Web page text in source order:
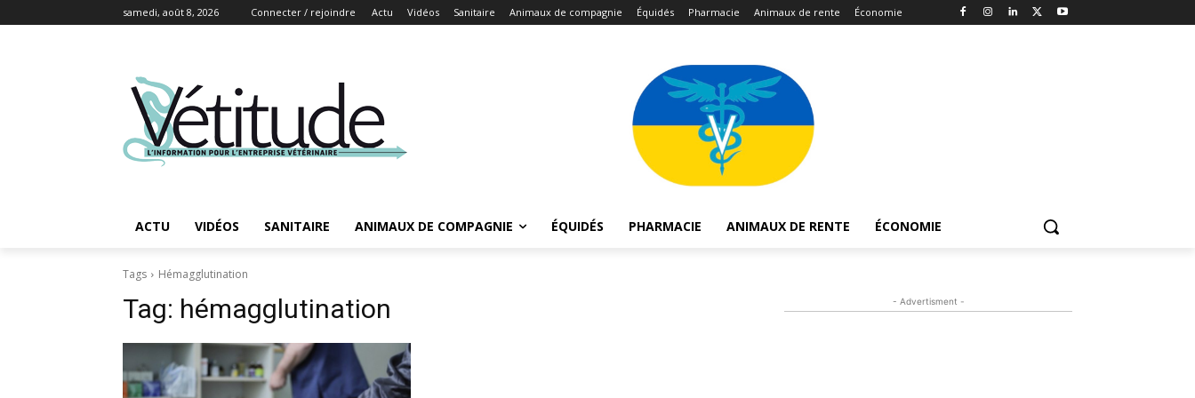
samedi, août 8, 2026 Connecter / rejoindre Actu Vidéos Sanitaire Animaux de compagnie Équidés Pharmacie Animaux de rente Économie
ACTU VIDÉOS SANITAIRE ANIMAUX DE COMPAGNIE ÉQUIDÉS PHARMACIE ANIMAUX DE RENTE ÉCONOMIE
Tags Hémagglutination
Tag: hémagglutination - Advertisment -